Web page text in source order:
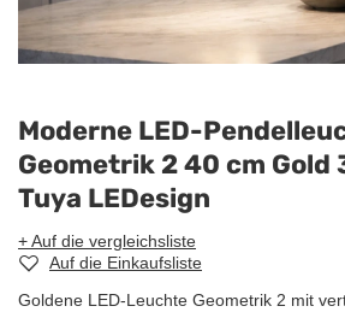
Moderne LED-
Geometrik 2 40 cm Gold
Tuya LEDesign
+ Auf die vergleichsliste
Auf die Einkaufsliste
Goldene LED-Leuchte Geometrik 2 mit